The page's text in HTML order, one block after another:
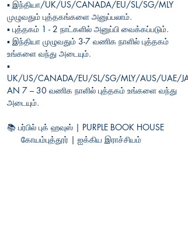
▪︎இந்தியா/UK/US/CANADA/EU/SL/SG/MLY
முழுவதும் புத்தகங்களை அனுப்பலாம்.
▪︎புத்தகம் 1 - 2 நாட்களில் அனுப்பி வைக்கப்படும்.
▪︎இந்தியா முழுவதும் 3-7 வணிக நாளில் புத்தகம்
உங்களை வந்து அடையும்.
▪︎
UK/US/CANADA/EU/SL/SG/MLY/AUS/UAE/
AN 7 – 30 வணிக நாளில் புத்தகம் உங்களை வந்து
அடையும்.
📚பர்பில் புக் ஹவுஸ் | PURPLE BOOK HOUSE
கோயம்புத்தூர் | ஐக்கிய இராச்சியம்